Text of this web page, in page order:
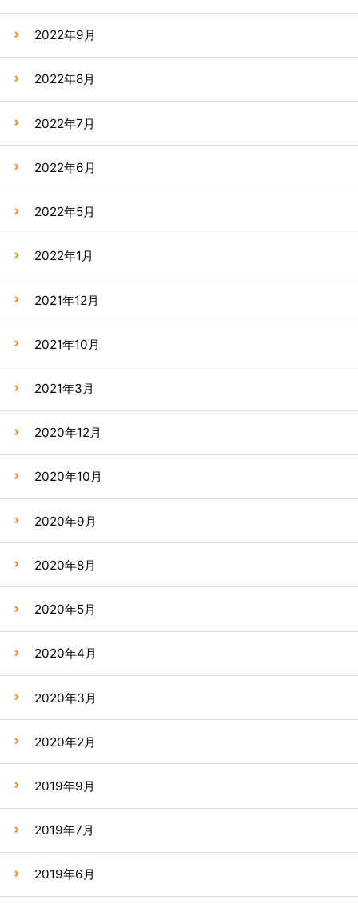
2022年9月
2022年8月
2022年7月
2022年6月
2022年5月
2022年1月
2021年12月
2021年10月
2021年3月
2020年12月
2020年10月
2020年9月
2020年8月
2020年5月
2020年4月
2020年3月
2020年2月
2019年9月
2019年7月
2019年6月